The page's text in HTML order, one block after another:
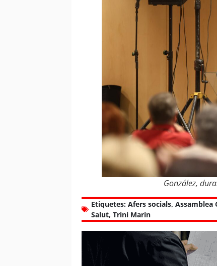
González,
Etiquetes: Afers socials, Assamblea
Salut, Trini Marín